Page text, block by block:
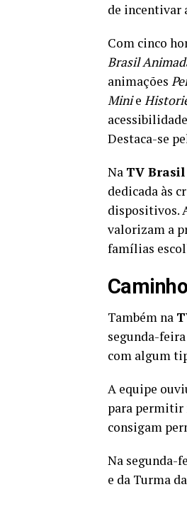
de incentivar
Com cinco
Brasil
animações
Minie
Destaca-se
Na TV
dedicada às
dispositivos.
valorizam a
famílias
Também na
segunda-
com algum
A equipe
para permitir
consigam
Na segunda-
e da Turma